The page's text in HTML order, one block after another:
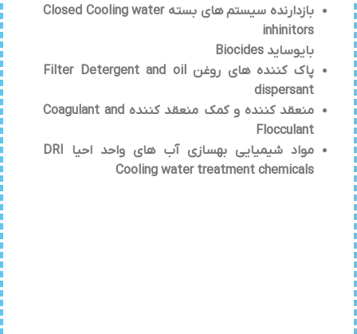
بازدارنده سیستم های بسته Closed Cooling water
inhinitors
بایوساید Biocides
پاک کننده های روغن Filter Detergent and oil
dispersant
منعقد کننده و کمک منعقد کننده Coagulant and
Flocculant
مواد شیمیایی بهسازی آب های واحد احیا DRI
Cooling water treatment chemicals